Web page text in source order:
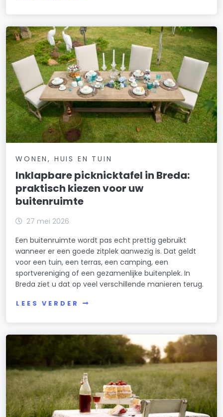
WONEN, HUIS EN TUIN
Inklapbare picknicktafel in Breda:
praktisch kiezen voor uw
buitenruimte
27 mei 2026
Een buitenruimte wordt pas echt prettig gebruikt
wanneer er een goede zitplek aanwezig is. Dat geldt
voor een tuin, een terras, een camping, een
sportvereniging of een gezamenlijke buitenplek. In
Breda ziet u dat op veel verschillende manieren terug.
LEES VERDER